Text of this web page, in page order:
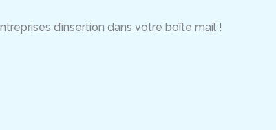
d’insertion dans votre boîte mail !